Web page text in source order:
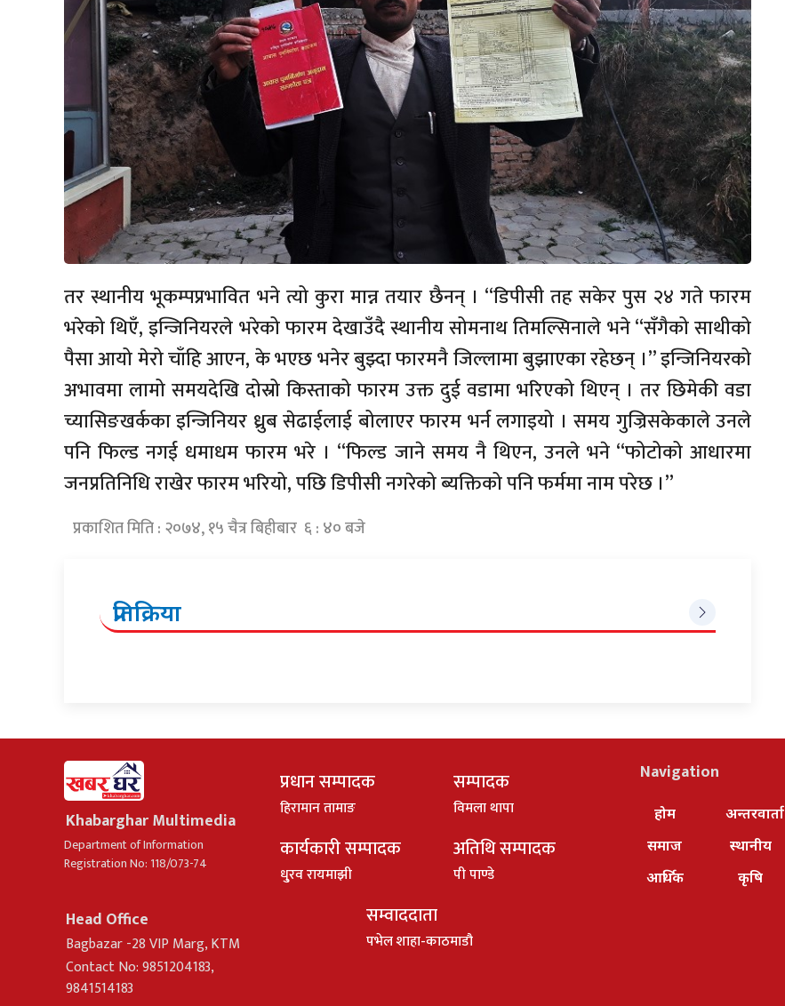
तर स्थानीय भूकम्पप्रभावित भने त्यो कुरा मान्न तयार छैनन् । “डिपीसी तह सकेर पुस २४ गते फारम
भरेको थिएँ, इन्जिनियरले भरेको फारम देखाउँदै स्थानीय सोमनाथ तिमल्सिनाले भने “सँगैको साथीको
पैसा आयो मेरो चाँहि आएन, के भएछ भनेर बुझ्दा फारमनै जिल्लामा बुझाएका रहेछन् ।” इन्जिनियरको
अभावमा लामो समयदेखि दोस्रो किस्ताको फारम उक्त दुई वडामा भरिएको थिएन् । तर छिमेकी वडा
च्यासिङखर्कका इन्जिनियर ध्रुब सेढाईलाई बोलाएर फारम भर्न लगाइयो । समय गुज्रिसकेकाले उनले
पनि फिल्ड नगई धमाधम फारम भरे । “फिल्ड जाने समय नै थिएन, उनले भने “फोटोको आधारमा
जनप्रतिनिधि राखेर फारम भरियो, पछि डिपीसी नगरेको ब्यक्तिको पनि फर्ममा नाम परेछ ।”
प्रकाशित मिति : २०७४, १५ चैत्र बिहीबार ६ : ४० बजे
प्रतिक्रिया
Khabarghar Multimedia
Department of Information
Registration No: 118/073-74
Head Office
Bagbazar -28 VIP Marg, KTM
Contact No: 9851204183,
9841514183
प्रधान सम्पादक
हिरामान तामाङ
सम्पादक
विमला थापा
कार्यकारी सम्पादक
धु्रव रायमाझी
अतिथि सम्पादक
पी पाण्डे
सम्वाददाता
पभेल शाहा-काठमाडौ
Navigation
होम
समाज
आर्थिक
अन्तरवार्ता
स्थानीय
कृषि